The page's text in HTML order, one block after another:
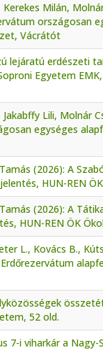
Milán,
országosan
Vácrátót
lejáratú erdészeti
Egyetem
Lili, Molnár
egységes
(2026): A
HUN-REN
(2026): A
HUN-REN ÖK
L., Kovács B.,
52 old.
7-i viharkár a